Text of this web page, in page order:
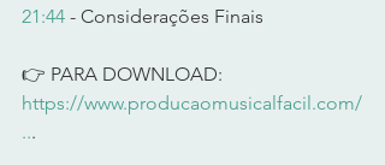
21:44 - Considerações Finais
👉 PARA DOWNLOAD:
https://www.producaomusicalfacil.com/
...